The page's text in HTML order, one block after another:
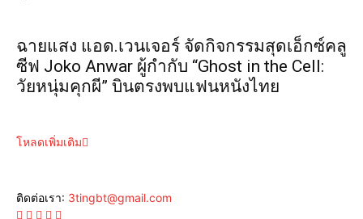
ฉายแสง แอด.เวนเจอร์ จัดกิจกรรมสุดเอ็กซ์คลู
ซีฟ Joko Anwar ผู้กำกับ “Ghost in the Cell:
วัยหนุ่มคุกผี” บินตรงพบแฟนหนังไทย
โหลดเพิ่มเติม
ติดต่อเรา: 3tingbt@gmail.com